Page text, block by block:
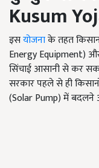
Kusum
इसयोजनाके तहत
Energy Equipment)
सिंचाई आसानी से कर सकता
सरकार पहले से ही
(Solar Pump) में बदलने